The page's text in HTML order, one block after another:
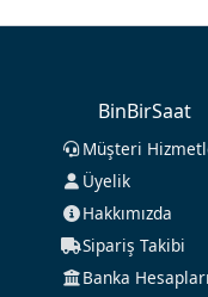
BinBirSaat
Müşteri
Üyelik
Hakkımızda
Sipariş Takibi
Banka Hesapları